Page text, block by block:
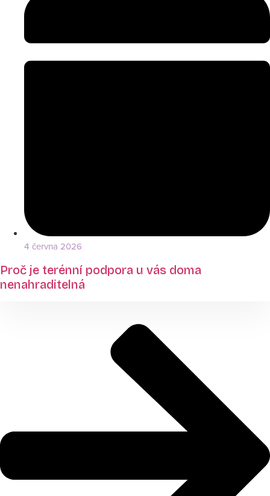
4 června 2026
Proč je terénní podpora u vás doma
nenahraditelná